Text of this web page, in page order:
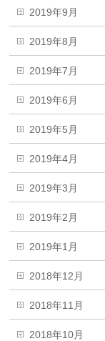
2019年9月
2019年8月
2019年7月
2019年6月
2019年5月
2019年4月
2019年3月
2019年2月
2019年1月
2018年12月
2018年11月
2018年10月